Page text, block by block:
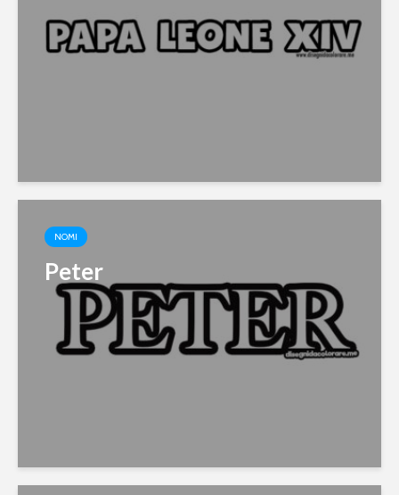
NOMI
Peter